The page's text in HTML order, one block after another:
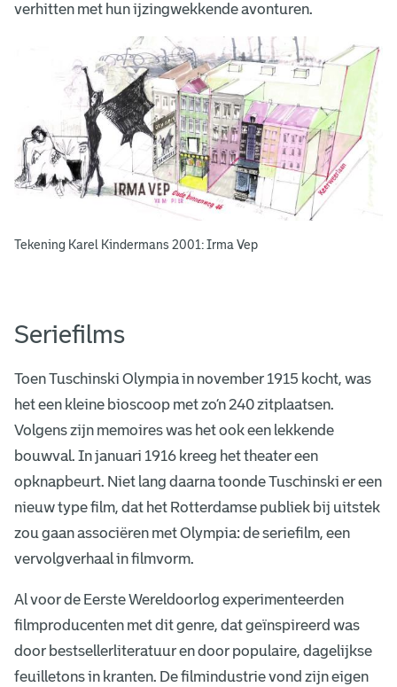
verhitten met hun ijzingwekkende avonturen.
Tekening Karel Kindermans 2001: Irma Vep
Seriefilms
Toen Tuschinski Olympia in november 1915 kocht, was
het een kleine bioscoop met zo’n 240 zitplaatsen.
Volgens zijn memoires was het ook een lekkende
bouwval. In januari 1916 kreeg het theater een
opknapbeurt. Niet lang daarna toonde Tuschinski er een
nieuw type film, dat het Rotterdamse publiek bij uitstek
zou gaan associëren met Olympia: de seriefilm, een
vervolgverhaal in filmvorm.
Al voor de Eerste Wereldoorlog experimenteerden
filmproducenten met dit genre, dat geïnspireerd was
door bestsellerliteratuur en door populaire, dagelijkse
feuilletons in kranten. De filmindustrie vond zijn eigen